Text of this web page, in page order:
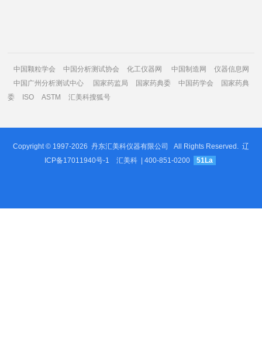
中国颗粒学会 中国分析测试协会 化工仪器网 中国制造网
仪器信息网
中国广州分析测试中心
国家药监局 国家药典委 中国药学会
国家药典
委
ISO ASTM 汇美科搜狐号
Copyright © 1997-2026 丹东汇美科仪器有限公司 All Rights Reserved. 辽
ICP备17011940号-1
汇美科 | 400-851-0200 51La